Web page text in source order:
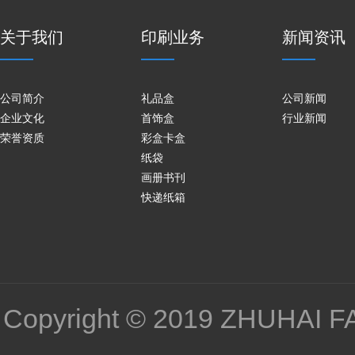
关于我们
公司简介
企业文化
荣誉资质
印刷业务
礼品盒
首饰盒
彩盒卡盒
纸袋
画册书刊
快递纸箱
新闻资讯
公司新闻
行业新闻
Copyright © 2019 ZHUHAI